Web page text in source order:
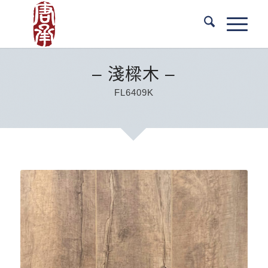
– 淺樑木 –
FL6409K